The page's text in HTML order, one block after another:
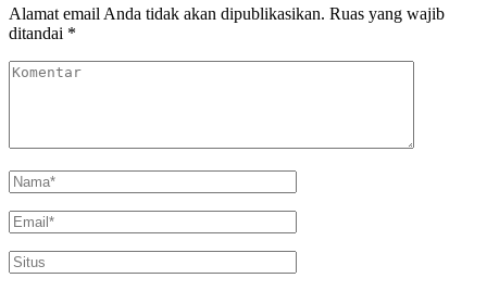
Alamat email Anda tidak akan dipublikasikan. Ruas yang wajib
ditandai *